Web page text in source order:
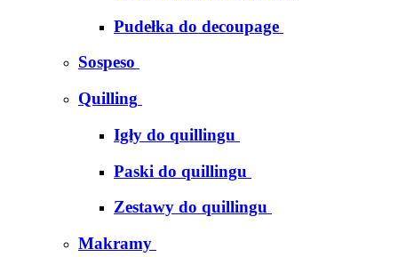
Pudełka do decoupage
Sospeso
Quilling
Igły do quillingu
Paski do quillingu
Zestawy do quillingu
Makramy